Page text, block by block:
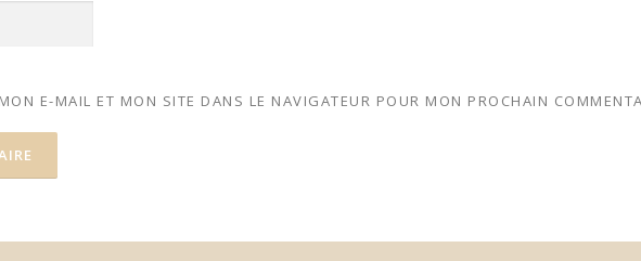
E-MAIL ET MON SITE DANS LE NAVIGATEUR POUR MON PROCHAIN